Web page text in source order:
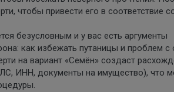
чтобы привести его в соответствие
безусловным и у вас есть аргументы
как избежать путаницы и проблем
на вариант «Семён» создаст
ИНН, документы на имущество), что